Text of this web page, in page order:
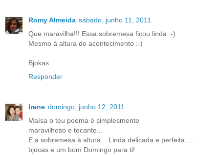
Romy Almeida sábado, junho 11, 2011
Que maravilha!!! Essa sobremesa ficou linda :-)
Mesmo à altura do acontecimento :-)
Bjokas
Responder
Irene domingo, junho 12, 2011
Maísa o teu poema é simplesmente
maravilhoso e tocante...
E a sobremesa à altura....Linda delicada e perfeita.....
bjocas e um bom Domingo para ti!